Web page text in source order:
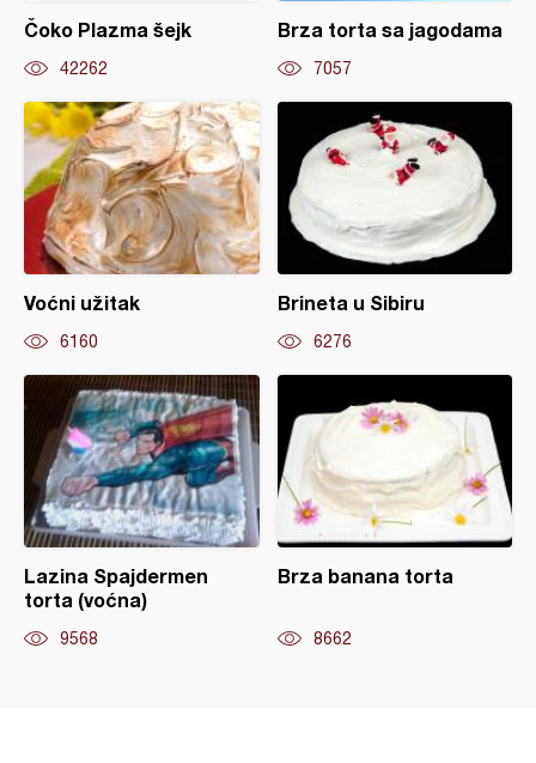
Čoko Plazma šejk
42262
Brza torta sa jagodama
7057
Voćni užitak
6160
Brineta u Sibiru
6276
Lazina Spajdermen
torta (voćna)
9568
Brza banana torta
8662